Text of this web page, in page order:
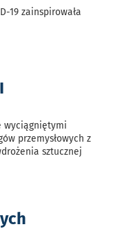
19 zainspirowała
wyciągniętymi
przemysłowych z
sztucznej